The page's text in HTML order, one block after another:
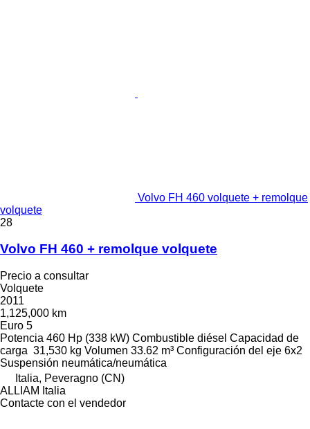
Volvo FH 460 volquete + remolque
volquete
28
Volvo FH 460 + remolque volquete
Precio a consultar
Volquete
2011
1,125,000 km
Euro 5
Potencia 460 Hp (338 kW) Combustible diésel Capacidad de
carga 31,530 kg Volumen 33.62 m³ Configuración del eje 6x2
Suspensión neumática/neumática
Italia, Peveragno (CN)
ALLIAM Italia
Contacte con el vendedor